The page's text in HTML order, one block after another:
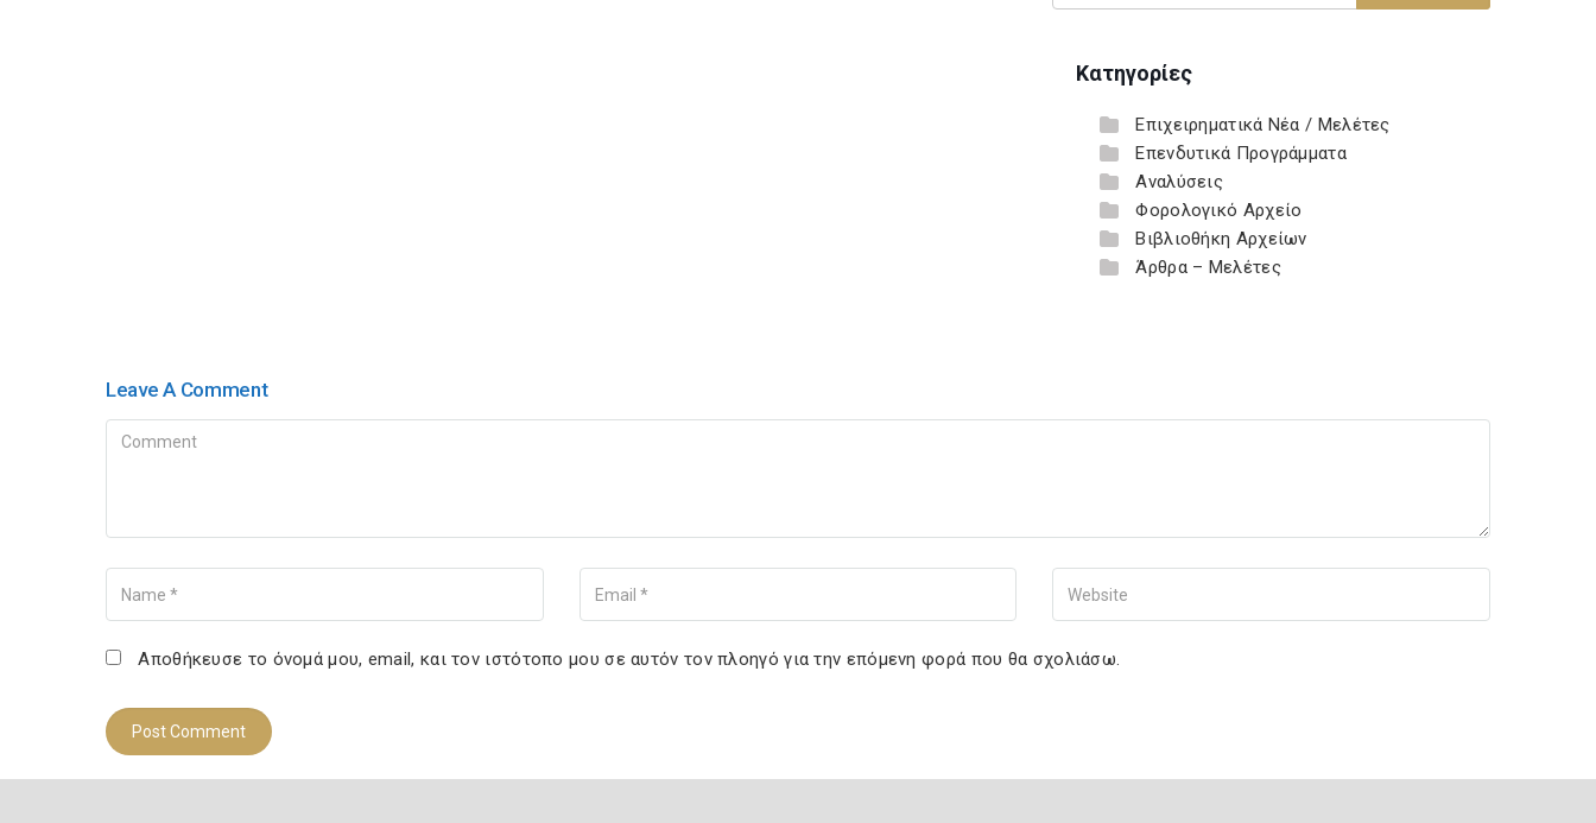
Κατηγορίες
Επιχειρηματικά Νέα / Μελέτες
Επενδυτικά Προγράμματα
Αναλύσεις
Φορολογικό Αρχείο
Βιβλιοθήκη Αρχείων
Άρθρα – Μελέτες
Leave A Comment
Comment
Name Your Email Your Website
Αποθήκευσε το όνομά μου, email, και τον ιστότοπο μου σε αυτόν τον πλοηγό για την επόμενη φορά που θα σχολιάσω.